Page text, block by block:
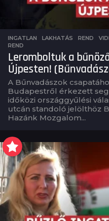
INGATLAN ,LAKHATÁS ,REND ,
REND
Leromboltuk a
Újpesten!
A Bűnvadászok
Budapestről érkezett
időközi országgyűlési
utcán standoló jelölthöz
Hazánk Mozgalom...